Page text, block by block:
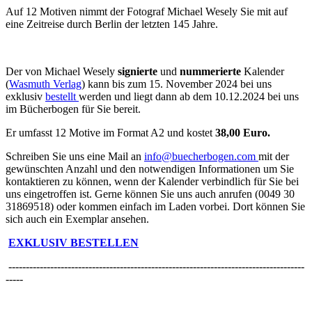
Auf 12 Motiven nimmt der Fotograf Michael Wesely Sie mit auf
eine Zeitreise durch Berlin der letzten 145 Jahre.
Der von Michael Wesely signierte und nummerierte Kalender
(Wasmuth Verlag) kann bis zum 15. November 2024 bei uns
exklusiv bestellt werden und liegt dann ab dem 10.12.2024 bei uns
im Bücherbogen für Sie bereit.
Er umfasst 12 Motive im Format A2 und kostet 38,00 Euro.
Schreiben Sie uns eine Mail an info@buecherbogen.com mit der
gewünschten Anzahl und den notwendigen Informationen um Sie
kontaktieren zu können, wenn der Kalender verbindlich für Sie bei
uns eingetroffen ist. Gerne können Sie uns auch anrufen (0049 30
31869518) oder kommen einfach im Laden vorbei. Dort können Sie
sich auch ein Exemplar ansehen.
EXKLUSIV BESTELLEN
-------------------------------------------------------------------------------------
-----